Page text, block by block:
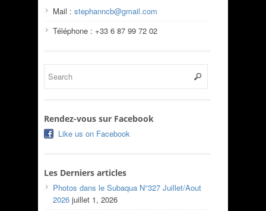
Mail : stephanncb@gmail.com
Téléphone : +33 6 87 99 72 02
Rendez-vous sur Facebook
Like us on Facebook
Les Derniers articles
Photos dans le Subaqua N°327 Juillet/Aout
2026 juillet 1, 2026